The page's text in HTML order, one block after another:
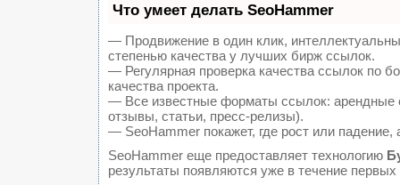
Что умеет делать SeoHammer
— Продвижение в один клик,
степенью качества у лучших бирж ссылок.
— Регулярная проверка качества ссылок по
качества проекта.
— Все известные форматы ссылок: арендные
отзывы, статьи, пресс-релизы).
— SeoHammer покажет, где рост или
SeoHammer еще предоставляет технологию
результаты появляются уже в течение первых